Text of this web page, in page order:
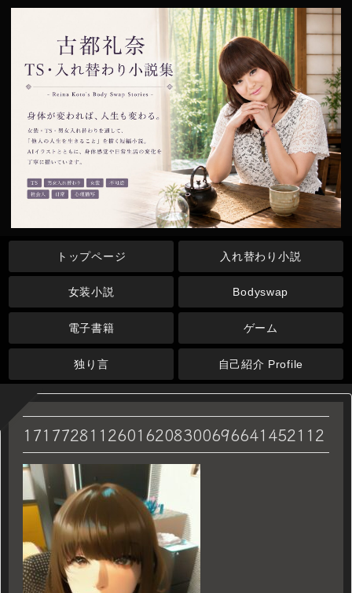
トップページ 入れ替わり小説
女装小説 Bodyswap
電子書籍 ゲーム
独り言 自己紹介 Profile
17177281126016208300696641452112